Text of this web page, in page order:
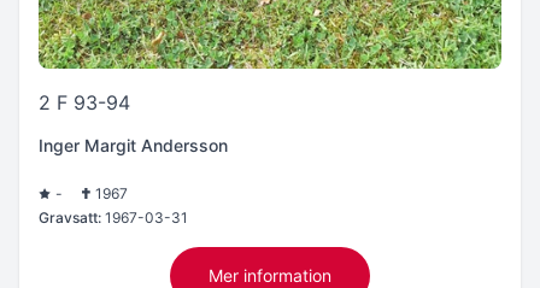
2 F 93-94
Inger Margit Andersson
-
1967
Gravsatt: 1967-03-31
Mer information